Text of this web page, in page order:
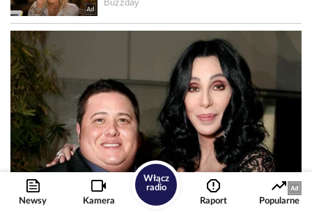
Newsy Kamera
Włącz
radio
Raport
Popularne